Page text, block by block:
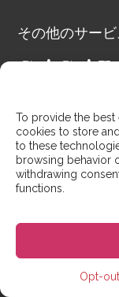
To provide the
cookies to store
to these
browsing behavior
withdrawing
functions.
Opt-
その他のサービ
Go! Go!
Go! Go! España
ンで生活すると
た。数週間のス
学校選びをはじ
今はまだスペイ
の準備を一足先
学校と提携した